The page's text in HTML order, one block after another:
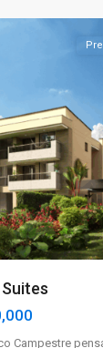
Campestre